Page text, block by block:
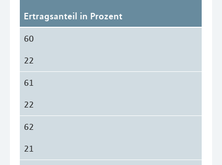
Ertragsanteil in Prozent
60
22
61
22
62
21